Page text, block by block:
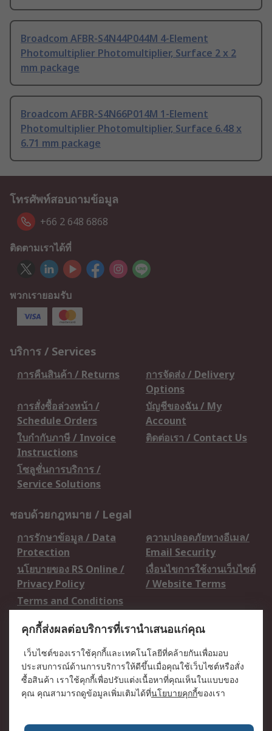
Broadcom AFBR-S4N44P044M 4-Element
Photomultiplier Photomultiplier, Surface 2 x 2
mm package
Broadcom AFBR-S4N66P014M 1-Element
Photomultiplier Photomultiplier, Surface 6.48 x
6.71 mm package
โทรศัพท์สอบถามข้อมูล
+66 2 648 6868
ติดตามเราได้ที่
พวกเรายอมรับ
บริการ / Services
การคืนสินค้า / Returns
การจัดส่ง / Delivery
Options
การสั่งซื้อล่วงหน้า /
Schedule Orders
บัญชีของฉัน / My
Account
ใบกำกับภาษี / Invoice
Instructions
ติดต่อเรา / Contact Us
โซลูชั่นการบริการ /
Service Solutions
ชอบด้วยกฎหมาย / Legal
การรักษาข้อมูล / Data
Protection
ความปลอดภัยทางอีเมล/
Email Security
นโยบายของ RS Online /
Privacy Policy
เงื่อนไขการใช้งานเว็บไซต์
/ Website Terms
Terms and Conditions
เกี่ยวกับ RS / About RS
RS ทั่วโลก / RS
Worldwide
ข่าวประชาสัมพันธ์ / Press
Centre
บริษัทในเครือ RS /
วิธีการชำระเงิน /
คุกกี้ส่งผลต่อบริการที่เรานำเสนอแก่คุณ
เว็บไซต์ของเราใช้คุกกี้และเทคโนโลยีที่คล้ายกันเพื่อมอบ
ประสบการณ์ด้านการบริการให้ดีขึ้นเมื่อคุณใช้เว็บไซต์หรือสั่ง
ซื้อสินค้า เราใช้คุกกี้เพื่อปรับแต่งเนื้อหาที่คุณเห็นในแบบของ
คุณ คุณสามารถดูข้อมูลเพิ่มเติมได้ที่นโยบายคุกกี้ของเรา